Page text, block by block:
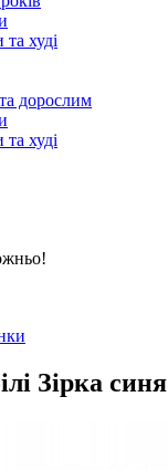
худі
дорослим
худі
Зірка синя